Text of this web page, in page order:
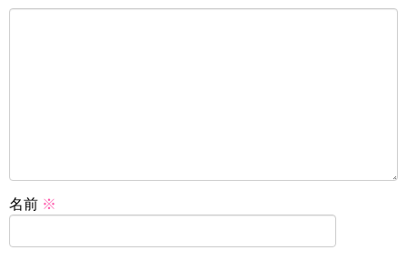
名前 ※